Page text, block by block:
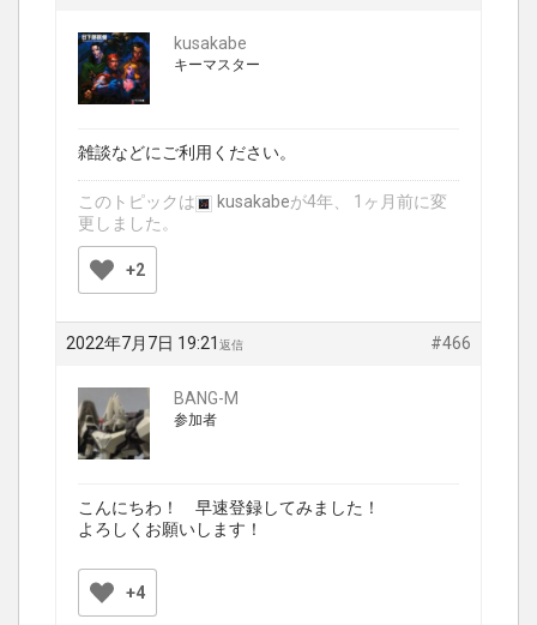
kusakabe
キーマスター
雑談などにご利用ください。
このトピックは kusakabeが4年、 1ヶ月前に変
更しました。
+2
2022年7月7日 19:21 #466
返信
BANG-M
参加者
こんにちわ！ 早速登録してみました！
よろしくお願いします！
+4